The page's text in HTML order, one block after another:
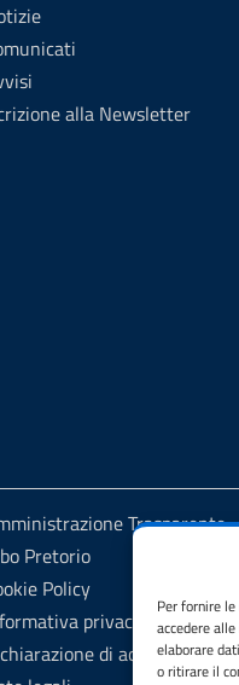
Per fornire
accedere
elaborare
o ritirare il
alla Newsletter
Trasparente
Pretorio
Policy
privacy
di accessibilità